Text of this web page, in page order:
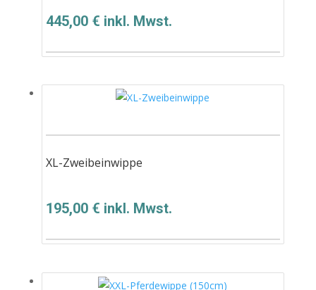
445,00 € inkl. Mwst.
XL-Zweibeinwippe
195,00 € inkl. Mwst.